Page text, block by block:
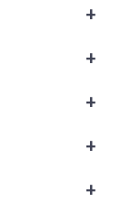
+
+
+
+
+